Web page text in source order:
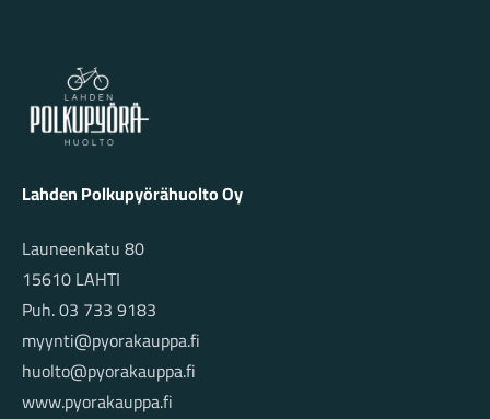
Lahden Polkupyörähuolto - etusivulle
Lahden Polkupyörähuolto Oy
Launeenkatu 80
15610 LAHTI
Puh. 03 733 9183
myynti@pyorakauppa.fi
huolto@pyorakauppa.fi
www.pyorakauppa.fi